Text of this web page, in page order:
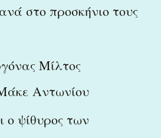
στο προσκήνιο τους
Μίλτος
Αντωνίου
ψίθυρος των